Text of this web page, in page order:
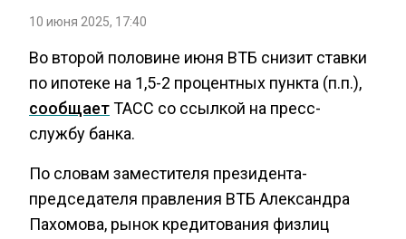
10 июня 2025, 17:40
Во второй половине июня ВТБ снизит ставки
по ипотеке на 1,5-2 процентных пункта (п.п.),
сообщаетТАСС со ссылкой на пресс-
службу банка.
По словам заместителя президента-
председателя правления ВТБ Александра
Пахомова, рынок кредитования физлиц